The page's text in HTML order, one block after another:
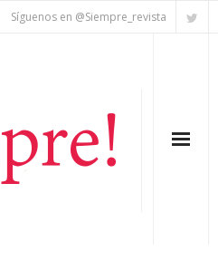
Síguenos en @Siempre_revista